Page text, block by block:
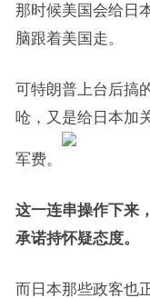
那时候美国会给日
脑跟着美国走。
可特朗普上台后搞
呛，又是给日本加
军费。
这一连串操作下来
承诺持怀疑态度。
而日本那些政客也